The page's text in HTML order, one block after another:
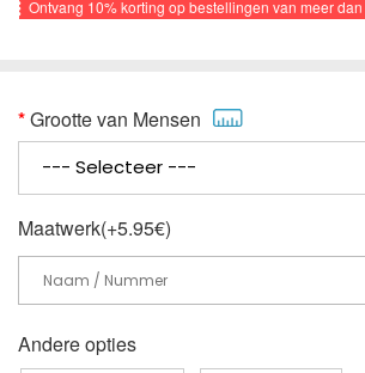
Ontvang 10%korting op bestellingen van meer dan
Grootte van Mensen
Maatwerk(+5.95€)
Andere opties